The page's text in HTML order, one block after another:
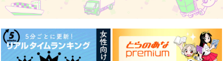
Divide BLUE
ねこだまり
1,887円（税込）
糸師凛×潔世一
まんがのつくりかた
クロコダイルティアー
円（税込）
サバフェスステッカー
クロコダイルティアー
ズ
600円 （税込）